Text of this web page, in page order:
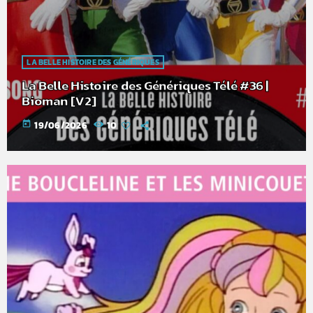
LA BELLE HISTOIRE DES GÉNÉRIQUES
La Belle Histoire des Génériques Télé #36 |
Bioman [V2]
today 19/06/2026 10